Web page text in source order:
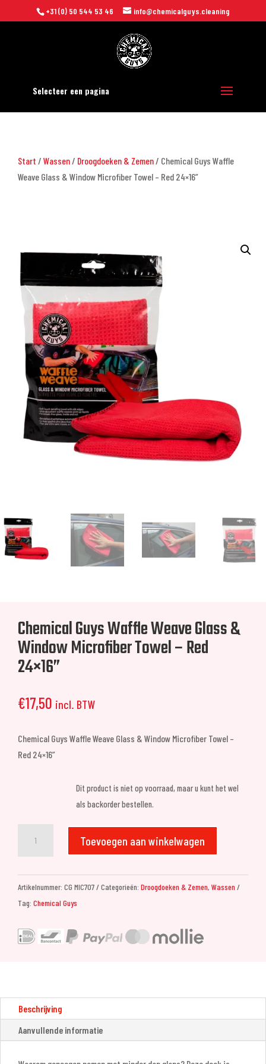
+31 (0) 50 544 53 46 info@chemicalguys.cleaning
Selecteer een pagina
Start / Wassen/ Droogdoeken & Zemen/ Chemical Guys Waffle
Weave Glass & Window Microfiber Towel – Red 24×16”
Chemical Guys Waffle Weave Glass &
Window Microfiber Towel – Red
24×16”
€17,50 incl. BTW
Chemical Guys Waffle Weave Glass & Window Microfiber Towel –
Red 24×16”
Dit product is niet op voorraad, maar u kunt het wel
als backorder bestellen.
Window
Microfiber
24x16''
Toevoegen aan winkelwagen
Artikelnummer: CG MIC707 Categorieën: Droogdoeken & Zemen, Wassen
Tag: Chemical Guys
Beschrijving
Aanvullende informatie